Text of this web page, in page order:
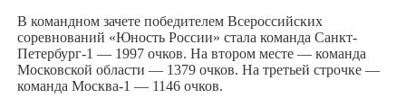
В командном зачете победителем Всероссийских
соревнований «Юность России» стала команда Санкт-
Петербург-1 — 1997 очков. На втором месте — команда
Московской области — 1379 очков. На третьей строчке —
команда Москва-1 — 1146 очков.